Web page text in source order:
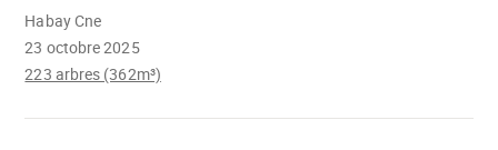
23 octobre 2025
Habay Cne
223 arbres (362m³)
Aller